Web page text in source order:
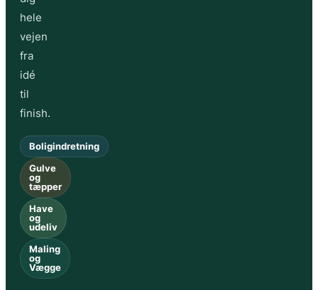
hele
vejen
fra
idé
til
finish.
Boligindretning
Gulve
og
tæpper
Have
og
udeliv
Maling
og
Vægge